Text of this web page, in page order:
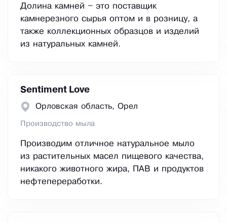
Долина камней – это поставщик
камнерезного сырья оптом и в розницу, а
также коллекционных образцов и изделий
из натуральных камней.
Sentiment Love
Орловская область, Орел
Производство мыла
Производим отличное натуральное мыло
из растительных масел пищевого качества,
никакого животного жира, ПАВ и продуктов
нефтепереработки.